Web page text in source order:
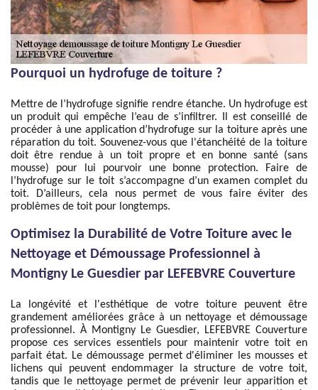
Pourquoi un hydrofuge de toiture ?
Mettre de l’hydrofuge signifie rendre étanche. Un hydrofuge est
un produit qui empêche l’eau de s’infiltrer. Il est conseillé de
procéder à une application d’hydrofuge sur la toiture après une
réparation du toit. Souvenez-vous que l'étanchéité de la toiture
doit être rendue à un toit propre et en bonne santé (sans
mousse) pour lui pourvoir une bonne protection. Faire de
l’hydrofuge sur le toit s’accompagne d’un examen complet du
toit. D’ailleurs, cela nous permet de vous faire éviter des
problèmes de toit pour longtemps.
Optimisez la Durabilité de Votre Toiture avec le
Nettoyage et Démoussage Professionnel à
Montigny Le Guesdier par LEFEBVRE Couverture
La longévité et l'esthétique de votre toiture peuvent être
grandement améliorées grâce à un nettoyage et démoussage
professionnel. À Montigny Le Guesdier, LEFEBVRE Couverture
propose ces services essentiels pour maintenir votre toit en
parfait état. Le démoussage permet d'éliminer les mousses et
lichens qui peuvent endommager la structure de votre toit,
tandis que le nettoyage permet de prévenir leur apparition et